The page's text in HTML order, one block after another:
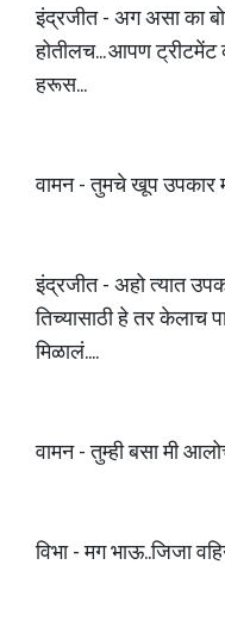
इंद्रजीत - अग असा का
होतीलच... आपण ट्रीटमेंट
हरूस...
वामन - तुमचे खूप उपकार
इंद्रजीत - अहो त्यात
तिच्यासाठी हे तर केलाच
मिळालं....
वामन - तुम्ही बसा मी
विभा - मग भाऊ..जिजा